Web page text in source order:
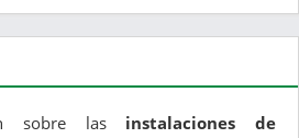
sobre las instalaciones de